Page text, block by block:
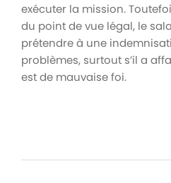
exécuter la mission.
du point de vue légal, le
prétendre à une
problèmes, surtout s’il a
est de mauvaise foi.